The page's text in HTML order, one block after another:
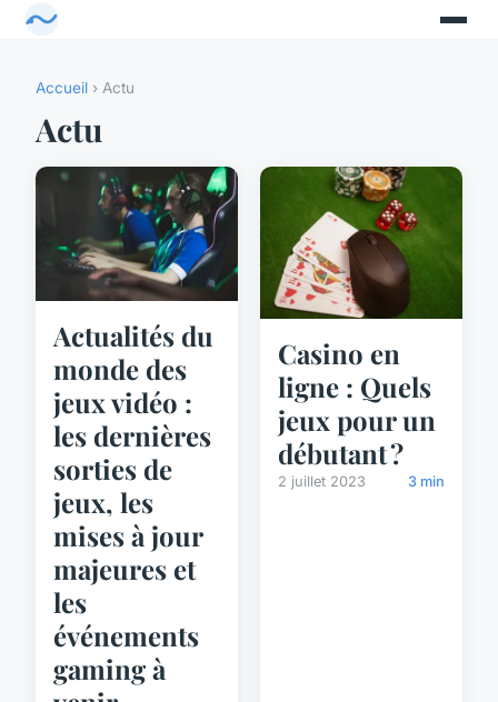
Accueil › Actu
Actu
Actualités du
monde des
jeux vidéo :
les dernières
sorties de
jeux, les
mises à jour
majeures et
les
événements
gaming à
Casino en
ligne : Quels
jeux pour un
débutant ?
2 juillet 2023 3 min